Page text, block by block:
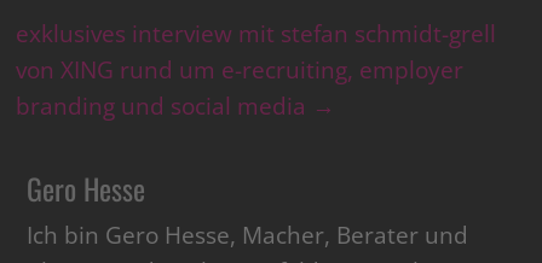
exklusives interview mit stefan schmidt-grell
von XING rund um e-recruiting, employer
branding und social media →
Gero Hesse
Ich bin Gero Hesse, Macher, Berater und